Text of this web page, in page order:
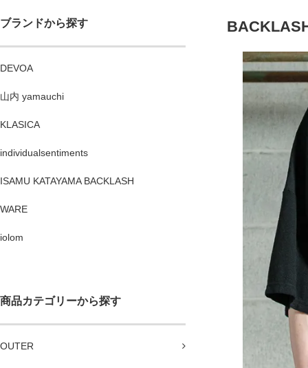
ブランドから探す
DEVOA
山内 yamauchi
KLASICA
individualsentiments
ISAMU KATAYAMA BACKLASH
WARE
iolom
商品カテゴリーから探す
OUTER